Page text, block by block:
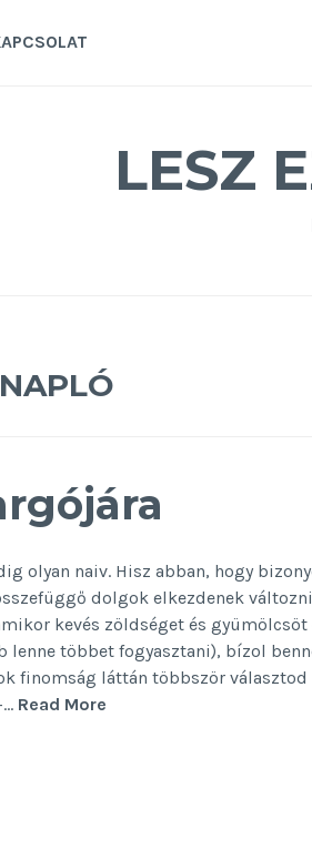
LESZ
olyan naiv. Hisz abban, hogy
dolgok elkezdenek
kevés zöldséget és
lenne többet fogyasztani), bízol
finomság láttán többször
Read More